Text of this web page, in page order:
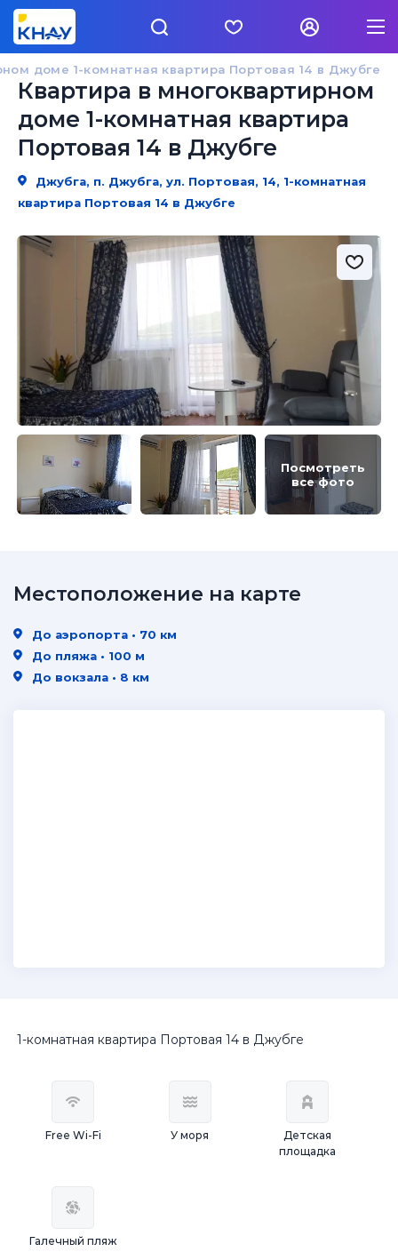
доме 1-комнатная квартира Портовая 14 в Джубге
Квартира в многоквартирном
доме 1-комнатная квартира
Портовая 14 в Джубге
Джубга, п. Джубга, ул. Портовая, 14, 1-комнатная
квартира Портовая 14 в Джубге
Посмотреть
все фото
1-комнатная квартира Портовая 14 в Джубге
Free Wi-Fi У моря
Детская
площадка
Галечный пляж
Местоположение на карте
До аэропорта • 70 км
До пляжа • 100 м
До вокзала • 8 км